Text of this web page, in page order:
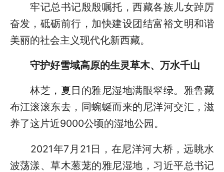
牢记总书记殷殷嘱托，西藏各族儿女踔厉
奋发，砥砺前行，加快建设团结富裕文明和谐
美丽的社会主义现代化新西藏。
守护好雪域高原的生灵草木、万水千山
林芝，夏日的雅尼湿地满眼翠绿。雅鲁藏
布江滚滚东去，同蜿蜒而来的尼洋河交汇，滋
养了这片近9000公顷的湿地公园。
2021年7月21日，在尼洋河大桥，远眺水
波荡漾、草木葱茏的雅尼湿地，习近平总书记